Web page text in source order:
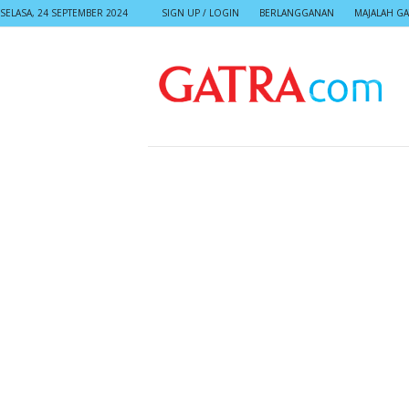
SELASA, 24 SEPTEMBER 2024 SIGN UP / LOGIN BERLANGGANAN MAJALAH